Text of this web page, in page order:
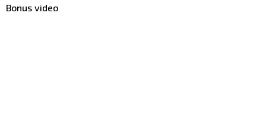
Bonus video